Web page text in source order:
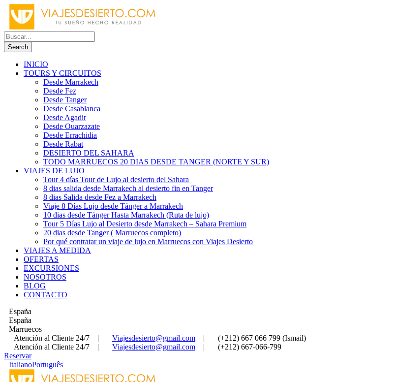
INICIO
TOURS Y CIRCUITOS
Desde Marrakech
Desde Fez
Desde Tanger
Desde Casablanca
Desde Agadir
Desde Ouarzazate
Desde Errachidia
Desde Rabat
DESIERTO DEL SAHARA
TODO MARRUECOS 20 DIAS DESDE TANGER (NORTE Y SUR)
VIAJES DE LUJO
Tour 4 días Tour de Lujo al desierto del Sahara
8 dias salida desde Marrakech al desierto fin en Tanger
8 dias Salida desde Fez a Marrakech
Viaje 8 Días Lujo desde Tánger a Marrakech
10 dias desde Tánger Hasta Marrakech (Ruta de lujo)
Tour 5 Días Lujo al Desierto desde Marrakech – Sahara Premium
20 dias desde Tanger ( Marruecos completo)
Por qué contratar un viaje de lujo en Marruecos con Viajes Desierto
VIAJES A MEDIDA
OFERTAS
EXCURSIONES
NOSOTROS
BLOG
CONTACTO
España
España
Marruecos
Atención al Cliente 24/7
| Viajesdesierto@gmail.com |
(+212) 667 066 799 (Ismail)
Atención al Cliente 24/7
| Viajesdesierto@gmail.com |
(+212) 667-066-799
Reservar
ItalianoPortuguês